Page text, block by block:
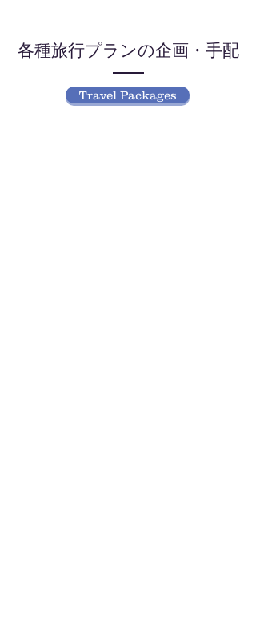
各種旅行プランの企画・手配
Travel Packages